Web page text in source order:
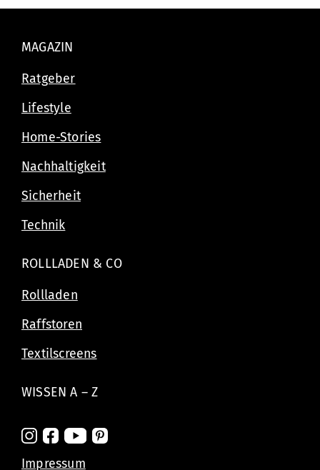
MAGAZIN
Ratgeber
Lifestyle
Home-Stories
Nachhaltigkeit
Sicherheit
Technik
ROLLLADEN & CO
Rollladen
Raffstoren
Textilscreens
WISSEN A – Z
Impressum